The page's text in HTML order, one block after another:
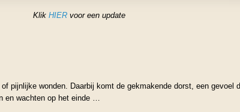
Klik HIERvoor een update
pijnlijke wonden. Daarbij komt de gekmakende dorst, een gevoel
en wachten op het einde …